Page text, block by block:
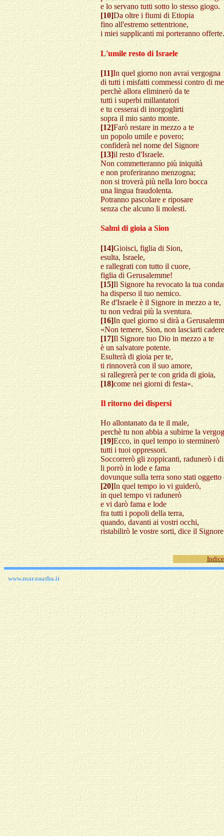
e lo servano tutti sotto lo stesso giogo.
[10]Da oltre i fiumi di Etiopia
fino all'estremo settentrione,
i miei supplicanti mi porteranno offerte.
L'umile resto di Israele
[11]In quel giorno non avrai vergogna
di tutti i misfatti commessi contro di
perchè allora eliminerò da te
tutti i superbi millantatori
e tu cesserai di inorgoglirti
sopra il mio santo monte.
[12]Farò restare in mezzo a te
un popolo umile e povero;
confiderà nel nome del Signore
[13]il resto d'Israele.
Non commetteranno più iniquità
e non proferiranno menzogna;
non si troverà più nella loro bocca
una lingua fraudolenta.
Potranno pascolare e riposare
senza che alcuno li molesti.
Salmi di gioia a Sion
[14]Gioisci, figlia di Sion,
esulta, Israele,
e rallegrati con tutto il cuore,
figlia di Gerusalemme!
[15]Il Signore ha revocato la tua
ha disperso il tuo nemico.
Re d'Israele è il Signore in mezzo a te,
tu non vedrai più la sventura.
[16]In quel giorno si dirà a
«Non temere, Sion, non lasciarti
[17]Il Signore tuo Dio in mezzo a te
è un salvatore potente.
Esulterà di gioia per te,
ti rinnoverà con il suo amore,
si rallegrerà per te con grida di gioia,
[18]come nei giorni di festa».
Il ritorno dei dispersi
Ho allontanato da te il male,
perchè tu non abbia a subirne la
[19]Ecco, in quel tempo io sterminerò
tutti i tuoi oppressori.
Soccorrerò gli zoppicanti, radunerò i
li porrò in lode e fama
dovunque sulla terra sono stati
[20]In quel tempo io vi guiderò,
in quel tempo vi radunerò
e vi darò fama e lode
fra tutti i popoli della terra,
quando, davanti ai vostri occhi,
ristabilirò le vostre sorti, dice il
www.maranatha.it